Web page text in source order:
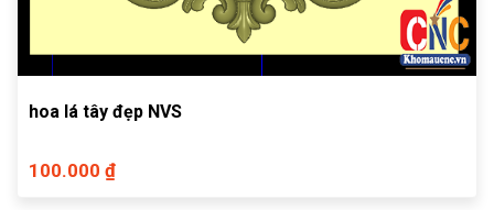
hoa lá tây đẹp NVS
100.000 ₫